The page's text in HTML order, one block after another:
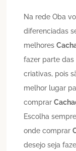
Na rede Oba
diferenciadas
melhores
fazer parte das
criativas, pois
melhor lugar
comprar
Escolha
onde comprar
desejo seja